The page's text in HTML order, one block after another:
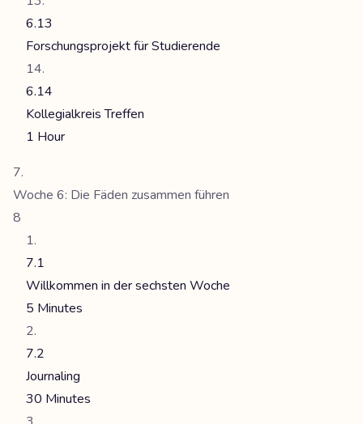
6.13
Forschungsprojekt für Studierende
6.14
Kollegialkreis Treffen
1 Hour
Woche 6: Die Fäden zusammen führen
8
7.1
Willkommen in der sechsten Woche
5 Minutes
7.2
Journaling
30 Minutes